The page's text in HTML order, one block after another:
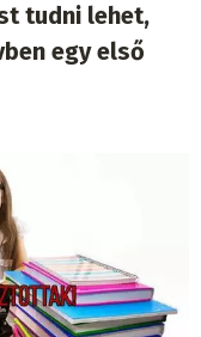
tudni lehet,
egy első